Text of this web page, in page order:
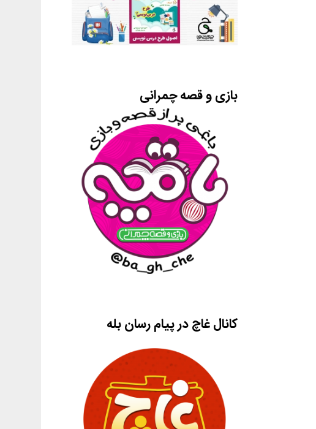
بازی و قصه چمرانی
کانال غاچ در پیام رسان بله